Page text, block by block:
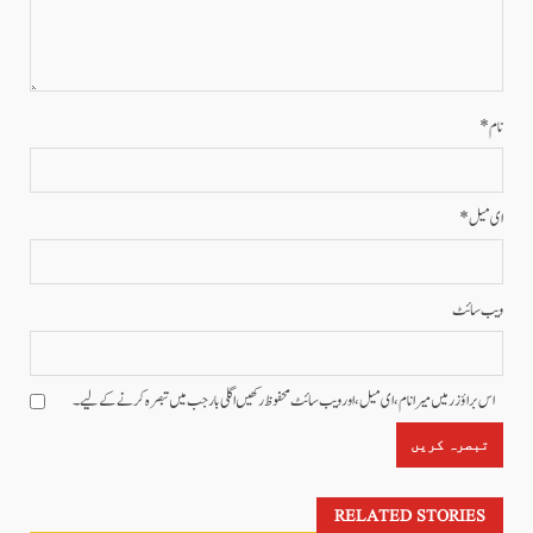
نام*
ای میل*
ویب‌ سائٹ
اس براؤزر میں میرا نام، ای میل، اور ویب سائٹ محفوظ رکھیں اگلی بار جب میں تبصرہ کرنے کےلیے۔
RELATED STORIES